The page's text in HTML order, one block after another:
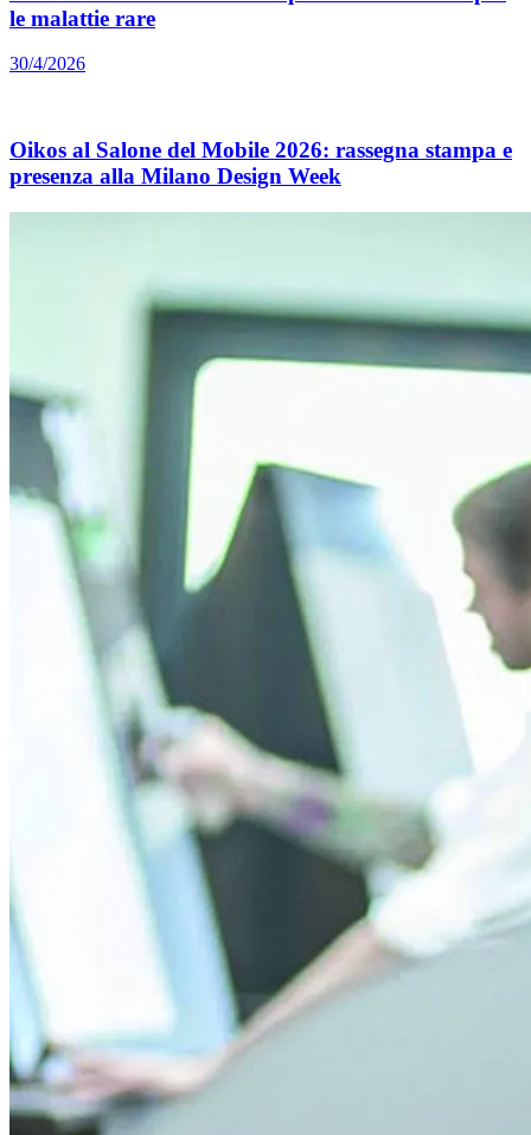
le malattie rare
30/4/2026
Oikos al Salone del Mobile 2026: rassegna stampa e
presenza alla Milano Design Week